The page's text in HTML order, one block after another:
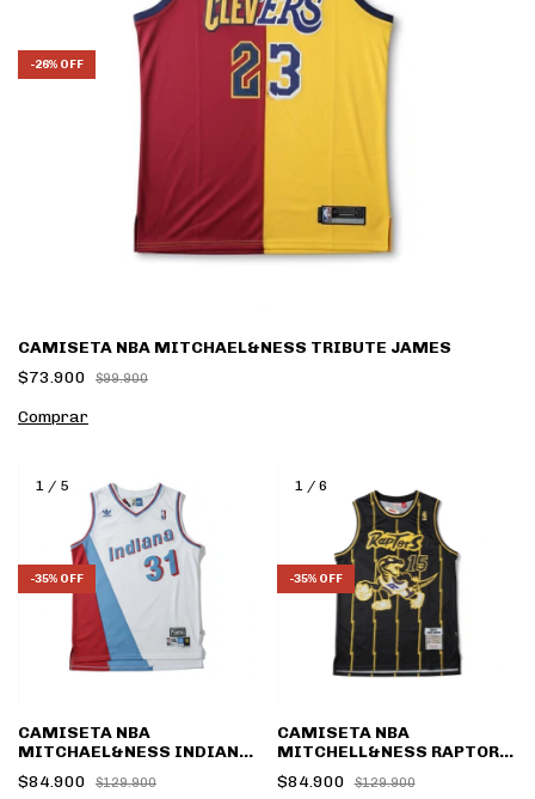
-26% OFF
CAMISETA NBA MITCHAEL&NESS TRIBUTE JAMES
$73.900
$99.900
Comprar
1 / 5
-35% OFF
CAMISETA NBA
MITCHAEL&NESS INDIANA
R.MILLER
$84.900 $129.900
1 / 6
-35% OFF
CAMISETA NBA
MITCHELL&NESS RAPTORS
RETRO BLACK
$84.900 $129.900